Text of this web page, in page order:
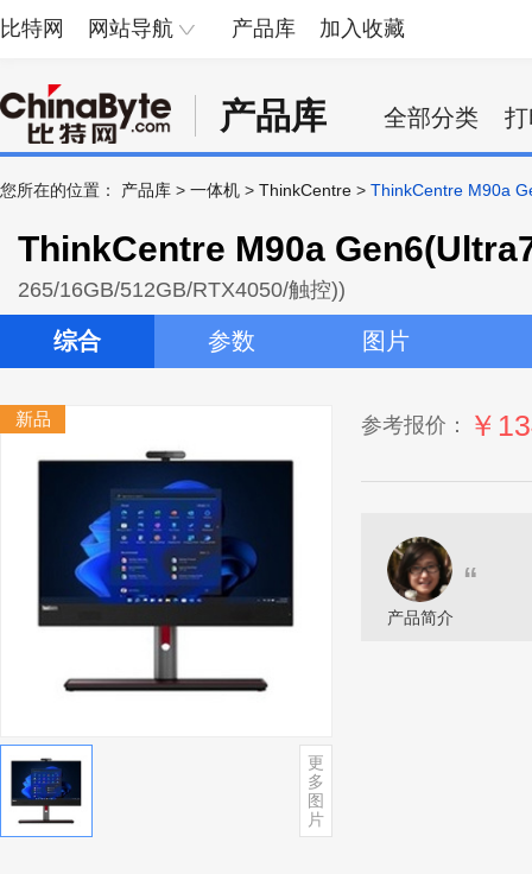
比特网 网站导航 产品库 加入收藏
产品库 全部分类
您所在的位置： 产品库 > 一体机 > ThinkCentre > ThinkCentre M90a
ThinkCentre M90a
265/16GB/512GB/RTX4050/触控))
综合 参数 图片
新品
更
多
图
片
参考报价： ￥
产品简介
“